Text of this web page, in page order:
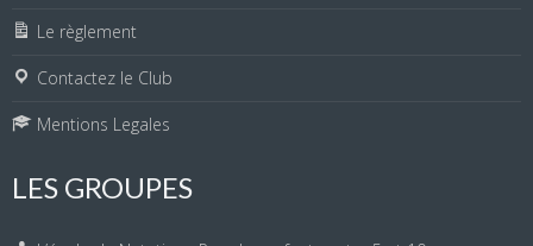
Le règlement
Contactez le Club
Mentions Legales
LES GROUPES